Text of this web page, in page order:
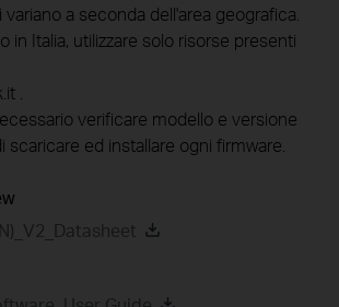
a seconda dell'area geografica.
in Italia, utilizzare solo risorse presenti
.
verificare modello e versione
scaricare ed installare ogni firmware.